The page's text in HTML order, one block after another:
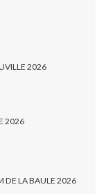
2026
2026
DE LA BAULE 2026